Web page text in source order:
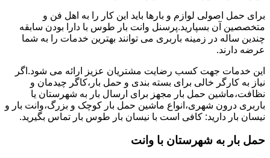
برای حمل اصولی لوازم و بارها باید این کار را به اهل فن و
متخصصین آن بسپارید.پرسنل وانت بار طوس با دارا بودن سابقه
چندین ساله در زمینه باربری می توانند بهترین خدمات را به شما
عرضه دارند.
این خدمات جهت کسب رضایت مشتریان عزیز ارائه می شود.اگر
نیاز به کارگر خالی برای بسته بندی و حمل بار،کاگر چیدمان و
نظافت،ماشین حمل بار مجهز برای ارسال بار به شهرستان یا
باربری درون شهری،انواع ماشین حمل بار کوچک و بزرگ،وانت بار و
نیسان بار دارید: کافی است با نیسان بار طوس بار تماس بگیرید.
حمل بار به شهرستان با وانت